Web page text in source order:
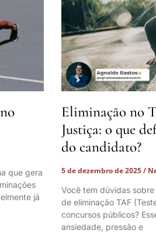
que gera
já
Eliminação no
Justiça: o que
do candidato?
5 de dezembro de 2025
Você tem dúvidas
de eliminação TAF
concursos públicos?
ansiedade, pressão e